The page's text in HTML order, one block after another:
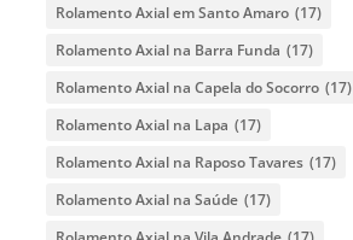
Rolamento Axial em Santo Amaro (17)
Rolamento Axial na Barra Funda (17)
Rolamento Axial na Capela do Socorro (17)
Rolamento Axial na Lapa (17)
Rolamento Axial na Raposo Tavares (17)
Rolamento Axial na Saúde (17)